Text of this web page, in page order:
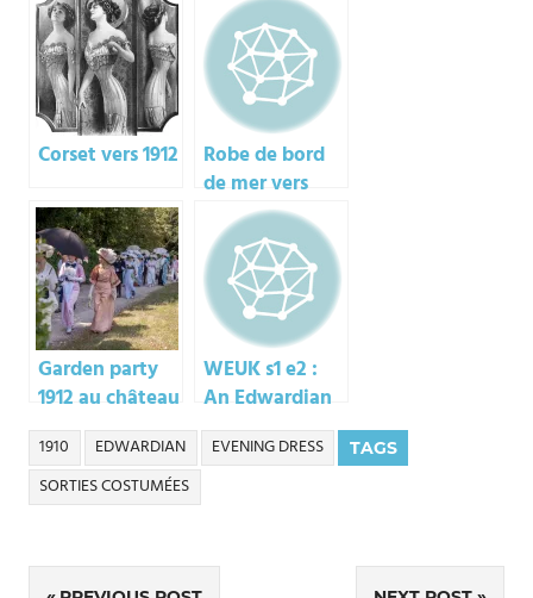
Corset vers 1912
Robe de bord
de mer vers
1912
Garden party
1912 au château
de Champs-sur-
Marne
WEUK s1 e2 :
An Edwardian
dream
TAGS
1910 EDWARDIAN
EVENING DRESS
SORTIES COSTUMÉES